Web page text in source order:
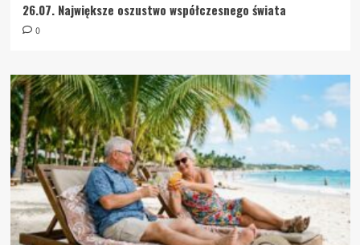
26.07. Największe oszustwo współczesnego świata
0